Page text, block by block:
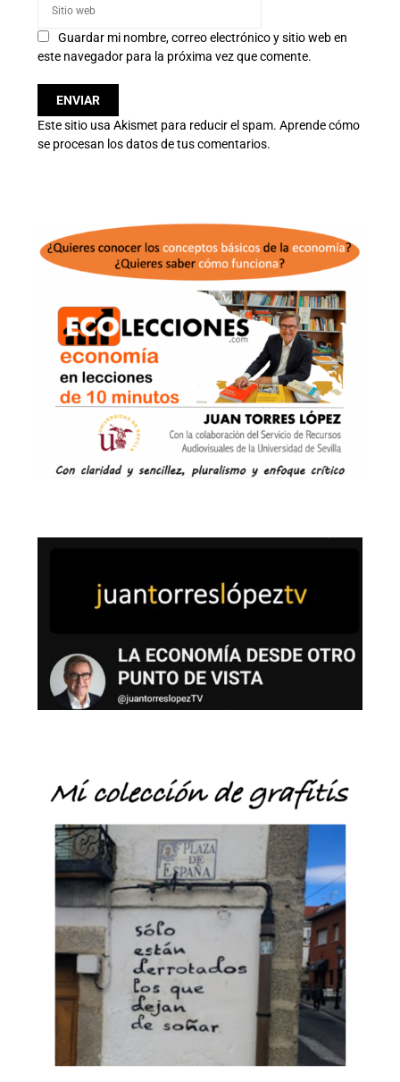
Guardar mi nombre, correo electrónico y sitio web en
este navegador para la próxima vez que comente.
Este sitio usa Akismet para reducir el spam. Aprende cómo
se procesan los datos de tus comentarios.